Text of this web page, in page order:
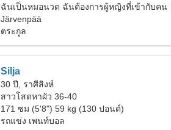
ฉันเป็นหมอนวด ฉันต้องการผู้หญิงที่เข้ากับคน
ง่าย
Järvenpää
ตระกูล
Silja
30 ปี, ราศีสิงห์
สาวโสดหาผัว 36-40
171 ซม (5'8") 59 kg (130 ปอนด์)
รถแข่ง เพนท์บอล